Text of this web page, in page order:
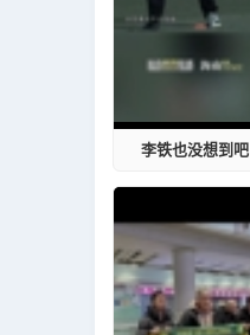
李铁也没想到吧